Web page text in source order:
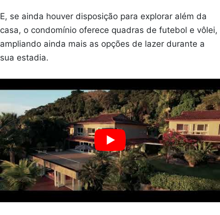
E, se ainda houver disposição para explorar além da
casa, o condomínio oferece quadras de futebol e vôlei,
ampliando ainda mais as opções de lazer durante a
sua estadia.